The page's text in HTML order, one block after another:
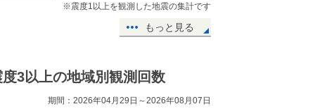
※震度1以上を観測した地震の集計です
もっと見る
度3以上の地域別観測回数
期間：2026年04月29日～2026年08月07日